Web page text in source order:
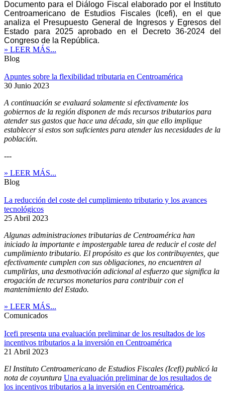
Documento para el Diálogo Fiscal elaborado por el Instituto
Centroamericano de Estudios Fiscales (Icefi), en el que
analiza el Presupuesto General de Ingresos y Egresos del
Estado para 2025 aprobado en el Decreto 36-2024 del
Congreso de la República.
» LEER MÁS...
Blog
Apuntes sobre la flexibilidad tributaria en Centroamérica
30 Junio 2023
A continuación se evaluará solamente si efectivamente los
gobiernos de la región disponen de más recursos tributarios para
atender sus gastos que hace una década, sin que ello implique
establecer si estos son suficientes para atender las necesidades de la
población.
---
» LEER MÁS...
Blog
La reducción del coste del cumplimiento tributario y los avances
tecnológicos
25 Abril 2023
Algunas administraciones tributarias de Centroamérica han
iniciado la importante e impostergable tarea de reducir el coste del
cumplimiento tributario. El propósito es que los contribuyentes, que
efectivamente cumplen con sus obligaciones, no encuentren al
cumplirlas, una desmotivación adicional al esfuerzo que significa la
erogación de recursos monetarios para contribuir con el
mantenimiento del Estado.
» LEER MÁS...
Comunicados
Icefi presenta una evaluación preliminar de los resultados de los
incentivos tributarios a la inversión en Centroamérica
21 Abril 2023
El Instituto Centroamericano de Estudios Fiscales (Icefi) publicó la
nota de coyuntura Una evaluación preliminar de los resultados de
los incentivos tributarios a la inversión en Centroamérica.